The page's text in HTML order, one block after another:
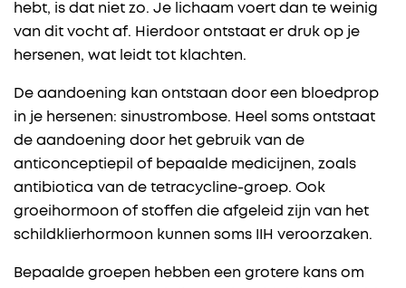
hebt, is dat niet zo. Je lichaam voert dan te weinig
van dit vocht af. Hierdoor ontstaat er druk op je
hersenen, wat leidt tot klachten.
De aandoening kan ontstaan door een bloedprop
in je hersenen: sinustrombose. Heel soms ontstaat
de aandoening door het gebruik van de
anticonceptiepil of bepaalde medicijnen, zoals
antibiotica van de tetracycline-groep. Ook
groeihormoon of stoffen die afgeleid zijn van het
schildklierhormoon kunnen soms IIH veroorzaken.
Bepaalde groepen hebben een grotere kans om